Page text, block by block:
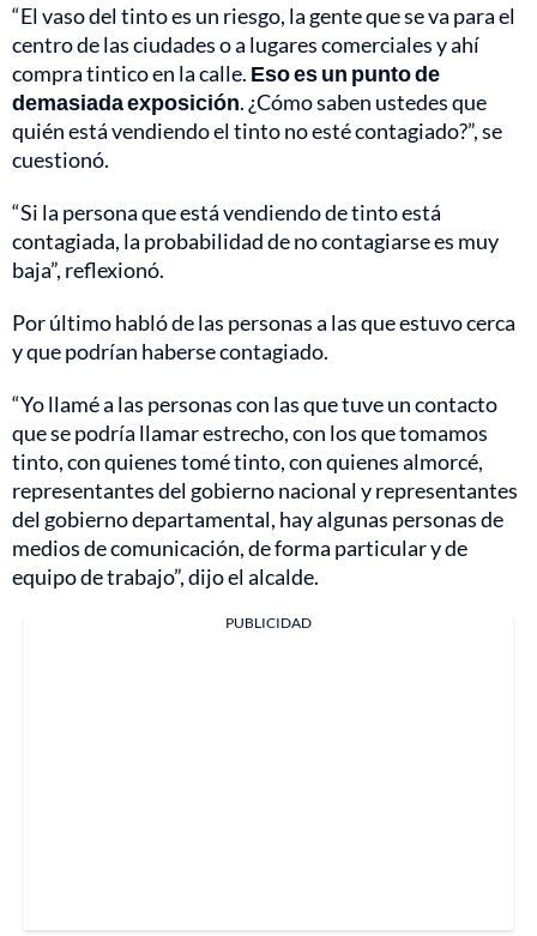
“El vaso del tinto es un riesgo, la gente que se va para el
centro de las ciudades o a lugares comerciales y ahí
compra tintico en la calle. Eso es un punto de
demasiada exposición. ¿Cómo saben ustedes que
quién está vendiendo el tinto no esté contagiado?”, se
cuestionó.
“Si la persona que está vendiendo de tinto está
contagiada, la probabilidad de no contagiarse es muy
baja”, reflexionó.
Por último habló de las personas a las que estuvo cerca
y que podrían haberse contagiado.
“Yo llamé a las personas con las que tuve un contacto
que se podría llamar estrecho, con los que tomamos
tinto, con quienes tomé tinto, con quienes almorcé,
representantes del gobierno nacional y representantes
del gobierno departamental, hay algunas personas de
medios de comunicación, de forma particular y de
equipo de trabajo”, dijo el alcalde.
PUBLICIDAD